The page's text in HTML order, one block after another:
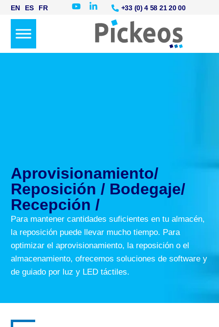
EN ES FR +33 (0) 4 58 21 20 00
Aprovisionamiento/
Reposición / Bodegaje/
Recepción /
Para mantener cantidades suficientes en tu almacén,
la reposición puede llevar mucho tiempo. Para
optimizar el aprovisionamiento, la reposición o el
almacenamiento, ofrecemos soluciones de software y
de guiado por luz y LED táctiles.